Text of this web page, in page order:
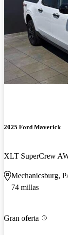
2025 Ford Maverick
XLT SuperCrew
Mechanicsburg,
74 millas
Gran oferta